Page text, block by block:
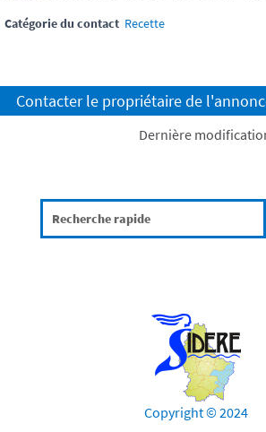
Catégorie du contact Recette
Contacter le propriétaire de
Dernière
Copyright © 2024